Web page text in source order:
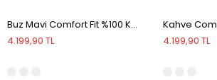
Buz Mavi Comfort Fit %100 Keten Klasik Yaka Gömlek
4.199,90 TL
4.199,90 TL